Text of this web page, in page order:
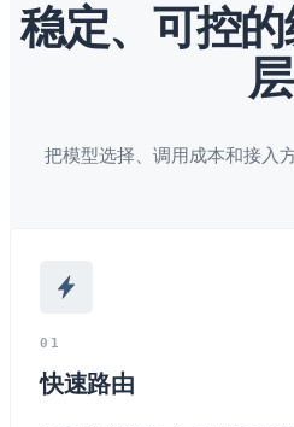
稳定、可控
层
把模型选择、调用成本和接入
0 1
快速路由